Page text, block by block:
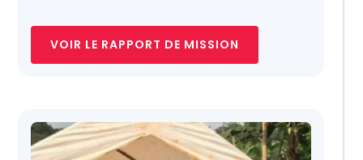
VOIR LE RAPPORT DE MISSION